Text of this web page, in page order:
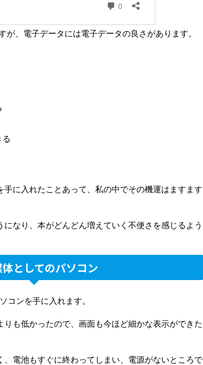
が、電子データには電子データの良さがあります。
に入れたことあって、私の中でその機運はますます
になり、本がどんどん増えていく不便さを感じるよう
としてのパソコン
コンを手に入れます。
も低かったので、画面も今ほど細かな表示ができた
、電池もすぐに終わってしまい、電源がないところで